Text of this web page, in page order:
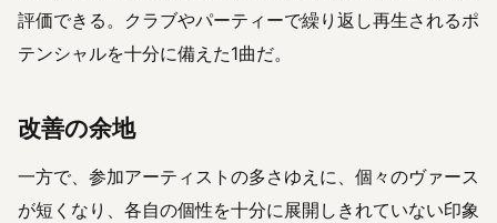
評価できる。クラブやパーティーで繰り返し再生されるポ
テンシャルを十分に備えた1曲だ。
改善の余地
一方で、参加アーティストの多さゆえに、個々のヴァース
が短くなり、各自の個性を十分に展開しきれていない印象